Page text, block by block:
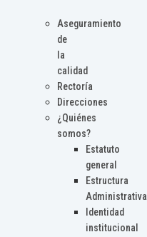
Aseguramiento
de
la
calidad
Rectoría
Direcciones
¿Quiénes
somos?
Estatuto
general
Estructura
Administrativa
Identidad
institucional